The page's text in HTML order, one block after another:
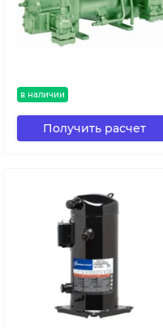
в наличии
Получить расчет